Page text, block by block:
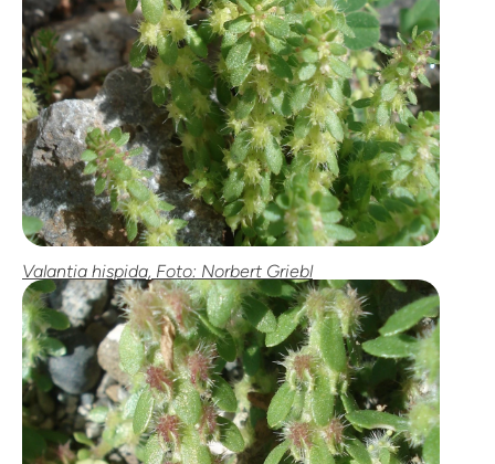
Valantia hispida, Foto: Norbert Griebl